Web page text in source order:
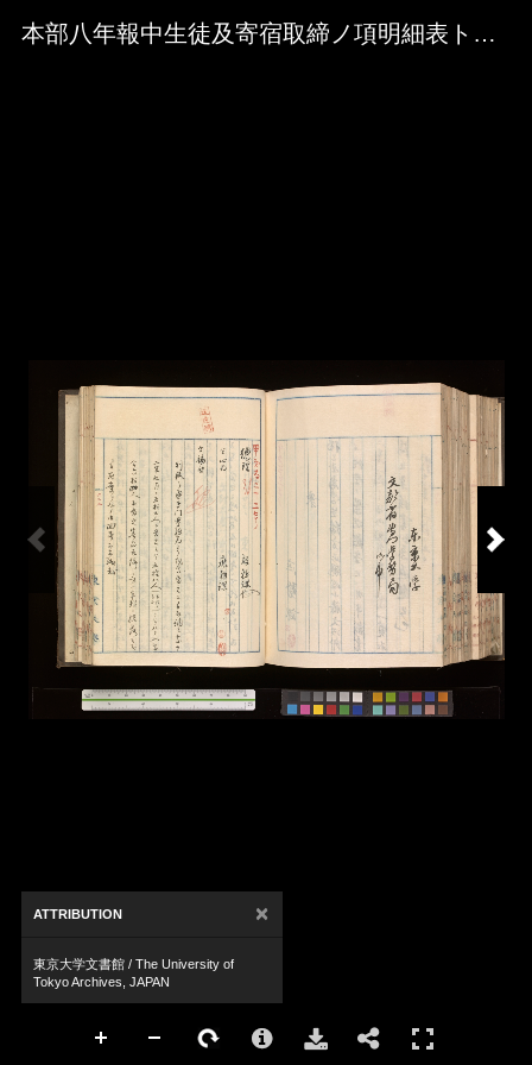
Media Viewer 本部八年報中生徒及寄宿取締ノ項明細表ト齟齬ノ廉取調ノ件
ATTRIBUTION ×
東京大学文書館 / The University of
Tokyo Archives, JAPAN